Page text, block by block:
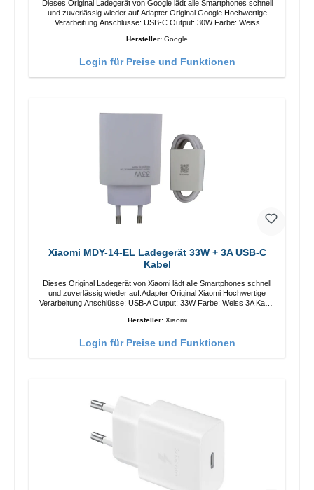
Dieses Original Ladegerät von Google lädt alle Smartphones schnell
und zuverlässig wieder auf.Adapter Original Google Hochwertige
Verarbeitung Anschlüsse: USB-C Output: 30W Farbe: Weiss
Hersteller: Google
Login für Preise und Funktionen
Xiaomi MDY-14-EL Ladegerät 33W + 3A USB-C
Kabel
Dieses Original Ladegerät von Xiaomi lädt alle Smartphones schnell
und zuverlässig wieder auf.Adapter Original Xiaomi Hochwertige
Verarbeitung Anschlüsse: USB-A Output: 33W Farbe: Weiss 3A Kabel
Hersteller: Xiaomi
Login für Preise und Funktionen